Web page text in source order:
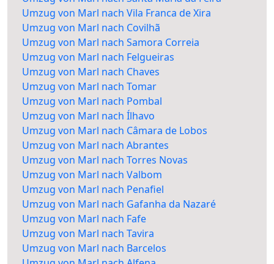
Umzug von Marl nach Vila Franca de Xira
Umzug von Marl nach Covilhã
Umzug von Marl nach Samora Correia
Umzug von Marl nach Felgueiras
Umzug von Marl nach Chaves
Umzug von Marl nach Tomar
Umzug von Marl nach Pombal
Umzug von Marl nach Ílhavo
Umzug von Marl nach Câmara de Lobos
Umzug von Marl nach Abrantes
Umzug von Marl nach Torres Novas
Umzug von Marl nach Valbom
Umzug von Marl nach Penafiel
Umzug von Marl nach Gafanha da Nazaré
Umzug von Marl nach Fafe
Umzug von Marl nach Tavira
Umzug von Marl nach Barcelos